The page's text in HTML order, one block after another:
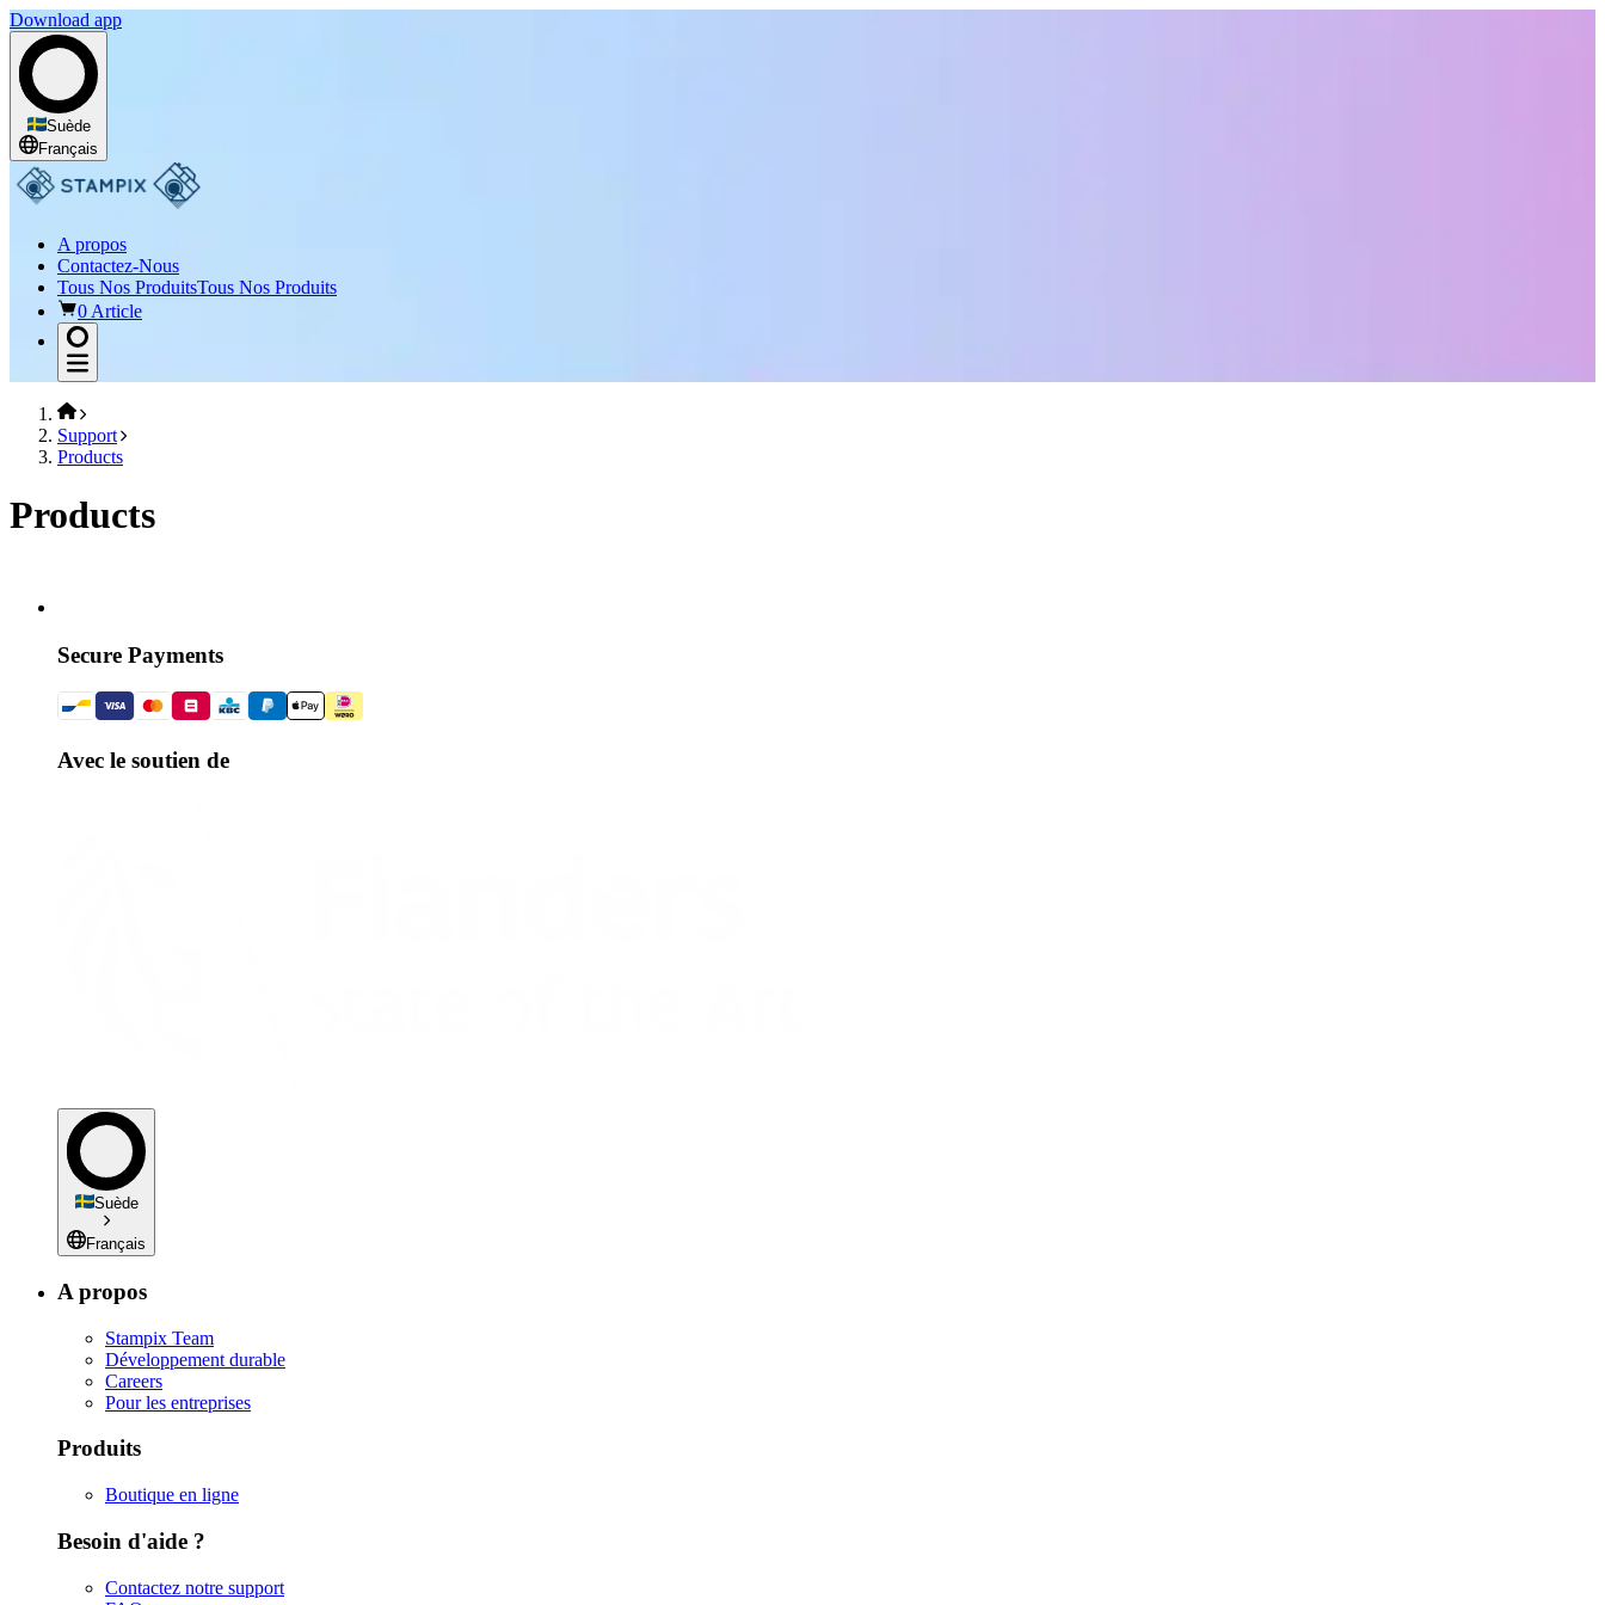
Download app
Suède
Français
A propos
Contactez-Nous
Tous Nos ProduitsTous Nos Produits
0 Article
Support
Products
Products
Secure Payments
Avec le soutien de
Suède
Français
A propos
Stampix Team
Développement durable
Careers
Pour les entreprises
Produits
Boutique en ligne
Besoin d'aide ?
Contactez notre support